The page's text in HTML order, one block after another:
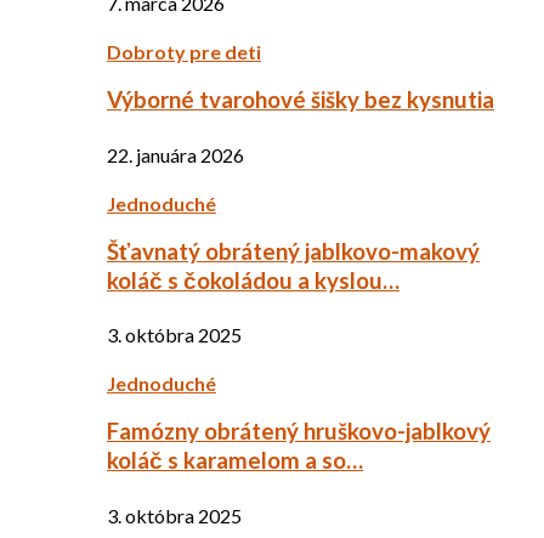
Dobroty pre deti
Výborné tvarohové šišky bez kysnutia
22. januára 2026
Jednoduché
Šťavnatý obrátený jablkovo-makový
koláč s čokoládou a kyslou…
3. októbra 2025
Jednoduché
Famózny obrátený hruškovo-jablkový
koláč s karamelom a so…
3. októbra 2025